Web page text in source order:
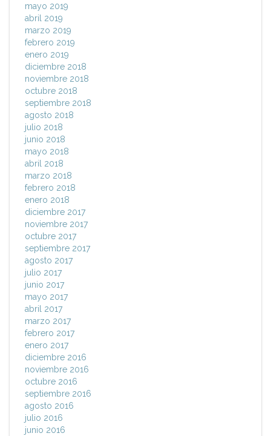
mayo 2019
abril 2019
marzo 2019
febrero 2019
enero 2019
diciembre 2018
noviembre 2018
octubre 2018
septiembre 2018
agosto 2018
julio 2018
junio 2018
mayo 2018
abril 2018
marzo 2018
febrero 2018
enero 2018
diciembre 2017
noviembre 2017
octubre 2017
septiembre 2017
agosto 2017
julio 2017
junio 2017
mayo 2017
abril 2017
marzo 2017
febrero 2017
enero 2017
diciembre 2016
noviembre 2016
octubre 2016
septiembre 2016
agosto 2016
julio 2016
junio 2016